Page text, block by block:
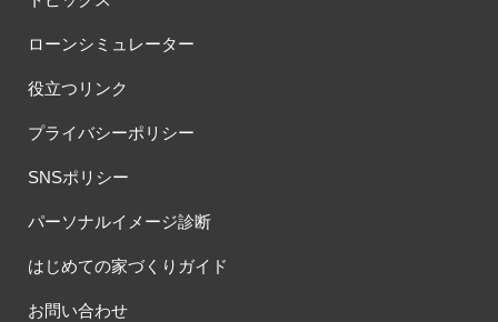
ローンシミュレーター
役立つリンク
プライバシーポリシー
SNSポリシー
パーソナルイメージ診断
はじめての家づくりガイド
お問い合わせ